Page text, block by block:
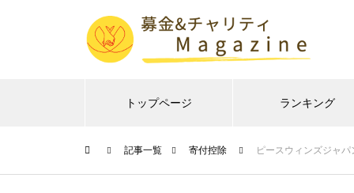
トップページ ランキング
記事一覧 寄付控除 ピースウィンズジャ